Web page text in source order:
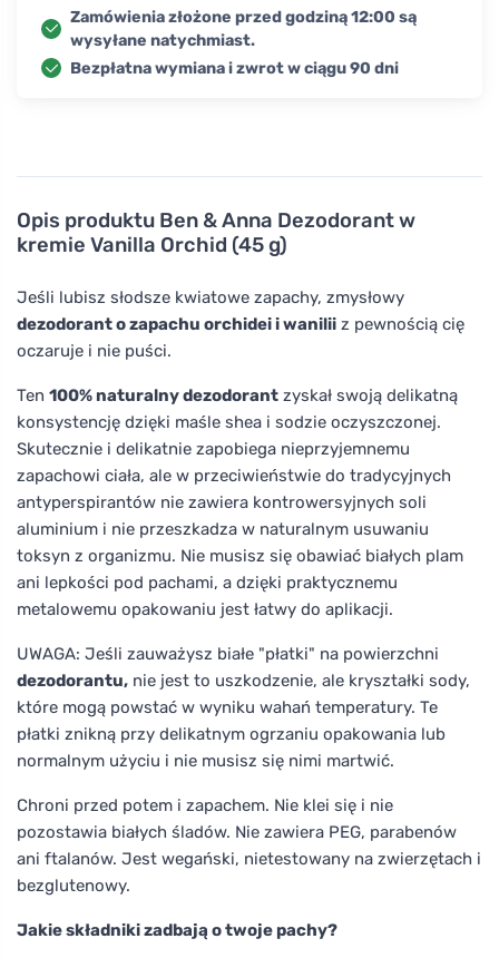
Opis produktu Ben & Anna Dezodorant w
kremie Vanilla Orchid (45 g)
Jeśli lubisz słodsze kwiatowe zapachy, zmysłowy
dezodorant o zapachu orchidei i wanilii z pewnością cię
oczaruje i nie puści.
Ten 100% naturalny dezodorant zyskał swoją delikatną
konsystencję dzięki maśle shea i sodzie oczyszczonej.
Skutecznie i delikatnie zapobiega nieprzyjemnemu
zapachowi ciała, ale w przeciwieństwie do tradycyjnych
antyperspirantów nie zawiera kontrowersyjnych soli
aluminium i nie przeszkadza w naturalnym usuwaniu
toksyn z organizmu. Nie musisz się obawiać białych plam
ani lepkości pod pachami, a dzięki praktycznemu
metalowemu opakowaniu jest łatwy do aplikacji.
UWAGA: Jeśli zauważysz białe "płatki" na powierzchni
dezodorantu, nie jest to uszkodzenie, ale kryształki sody,
które mogą powstać w wyniku wahań temperatury. Te
płatki znikną przy delikatnym ogrzaniu opakowania lub
normalnym użyciu i nie musisz się nimi martwić.
Chroni przed potem i zapachem. Nie klei się i nie
pozostawia białych śladów. Nie zawiera PEG, parabenów
ani ftalanów. Jest wegański, nietestowany na zwierzętach i
bezglutenowy.
Jakie składniki zadbają o twoje pachy?
Zamówienia złożone przed godziną 12:00 są
wysyłane natychmiast.
Bezpłatna wymiana i zwrot w ciągu 90 dni